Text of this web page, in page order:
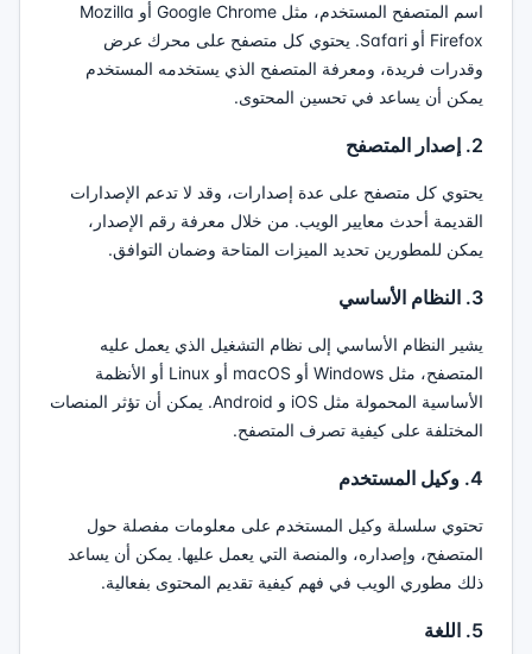
اسم المتصفح المستخدم، مثل Google Chrome أو Mozilla
Firefox أو Safari. يحتوي كل متصفح على محرك عرض
وقدرات فريدة، ومعرفة المتصفح الذي يستخدمه المستخدم
يمكن أن يساعد في تحسين المحتوى.
2. إصدار المتصفح
يحتوي كل متصفح على عدة إصدارات، وقد لا تدعم الإصدارات
القديمة أحدث معايير الويب. من خلال معرفة رقم الإصدار،
يمكن للمطورين تحديد الميزات المتاحة وضمان التوافق.
3. النظام الأساسي
يشير النظام الأساسي إلى نظام التشغيل الذي يعمل عليه
المتصفح، مثل Windows أو macOS أو Linux أو الأنظمة
الأساسية المحمولة مثل iOS و Android. يمكن أن تؤثر المنصات
المختلفة على كيفية تصرف المتصفح.
4. وكيل المستخدم
تحتوي سلسلة وكيل المستخدم على معلومات مفصلة حول
المتصفح، وإصداره، والمنصة التي يعمل عليها. يمكن أن يساعد
ذلك مطوري الويب في فهم كيفية تقديم المحتوى بفعالية.
5. اللغة